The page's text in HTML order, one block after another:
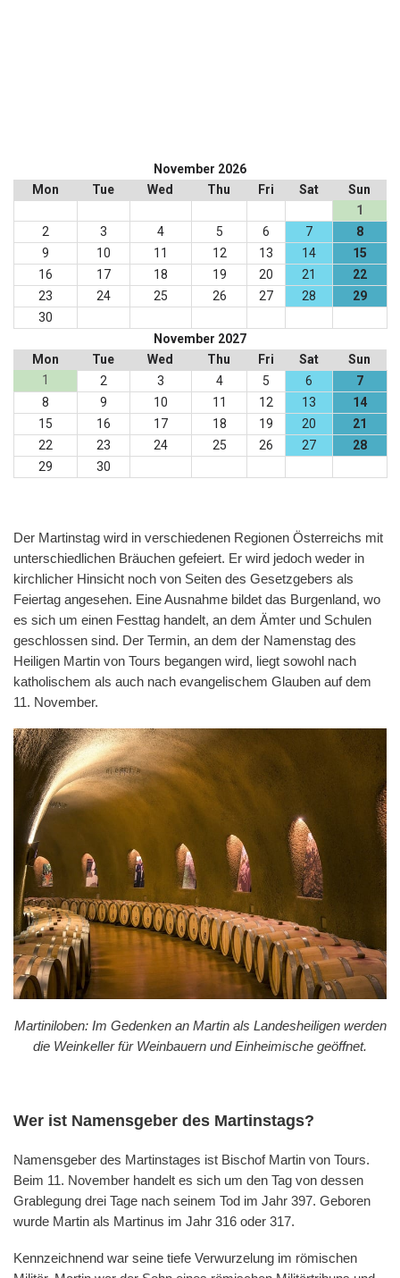
November 2026
Mon
Tue Wed Thu Fri Sat
Sun
1
2
3 4 5 6 7
8
9
10 11 12 13 14
15
16
17 18 19 20 21
22
23
24 25 26 27 28
29
30
November 2027
Mon
Tue Wed Thu Fri Sat
Sun
1
2 3 4 5 6
7
8
9 10 11 12 13
14
15
16 17 18 19 20
21
22
23 24 25 26 27
28
29
30
Der Martinstag wird in verschiedenen Regionen Österreichs mit
unterschiedlichen Bräuchen gefeiert. Er wird jedoch weder in
kirchlicher Hinsicht noch von Seiten des Gesetzgebers als
Feiertag angesehen. Eine Ausnahme bildet das Burgenland, wo
es sich um einen Festtag handelt, an dem Ämter und Schulen
geschlossen sind. Der Termin, an dem der Namenstag des
Heiligen Martin von Tours begangen wird, liegt sowohl nach
katholischem als auch nach evangelischem Glauben auf dem
11. November.
Martiniloben: Im Gedenken an Martin als Landesheiligen werden
die Weinkeller für Weinbauern und Einheimische geöffnet.
Wer ist Namensgeber des Martinstags?
Namensgeber des Martinstages ist Bischof Martin von Tours.
Beim 11. November handelt es sich um den Tag von dessen
Grablegung drei Tage nach seinem Tod im Jahr 397. Geboren
wurde Martin als Martinus im Jahr 316 oder 317.
Kennzeichnend war seine tiefe Verwurzelung im römischen